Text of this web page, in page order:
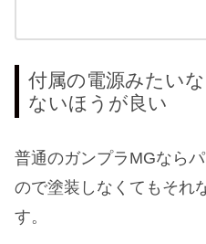
付属の電源みたい
ないほうが良い
普通のガンプラMGなら
ので塗装しなくてもそれ
す。